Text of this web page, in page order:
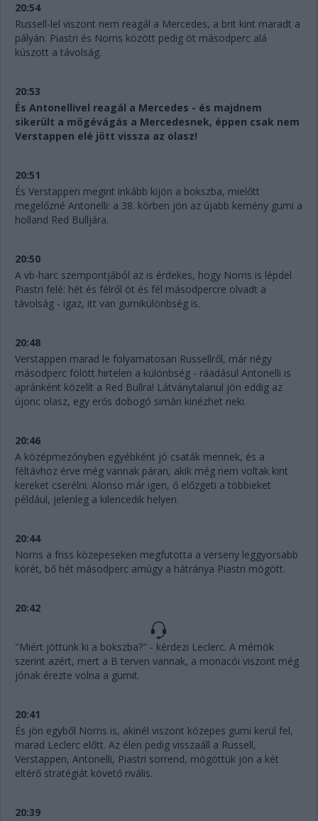
20:54
Russell-lel viszont nem reagál a Mercedes, a brit kint maradt a
pályán. Piastri és Norris között pedig öt másodperc alá
kúszott a távolság.
20:53
És Antonellivel reagál a Mercedes - és majdnem
sikerült a mögévágás a Mercedesnek, éppen csak nem
Verstappen elé jött vissza az olasz!
20:51
És Verstappen megint inkább kijön a bokszba, mielőtt
megelőzné Antonelli: a 38. körben jön az újabb kemény gumi a
holland Red Bulljára.
20:50
A vb-harc szempontjából az is érdekes, hogy Norris is lépdel
Piastri felé: hét és félről öt és fél másodpercre olvadt a
távolság - igaz, itt van gumikülönbség is.
20:48
Verstappen marad le folyamatosan Russellről, már négy
másodperc fölött hirtelen a különbség - ráadásul Antonelli is
apránként közelít a Red Bullra! Látványtalanul jön eddig az
újonc olasz, egy erős dobogó simán kinézhet neki.
20:46
A középmezőnyben egyébként jó csaták mennek, és a
féltávhoz érve még vannak páran, akik még nem voltak kint
kereket cserélni. Alonso már igen, ő előzgeti a többieket
például, jelenleg a kilencedik helyen.
20:44
Norris a friss közepeseken megfutotta a verseny leggyorsabb
körét, bő hét másodperc amúgy a hátránya Piastri mögött.
20:42
"Miért jöttünk ki a bokszba?" - kérdezi Leclerc. A mérnök
szerint azért, mert a B terven vannak, a monacói viszont még
jónak érezte volna a gumit.
20:41
És jön egyből Norris is, akinél viszont közepes gumi kerül fel,
marad Leclerc előtt. Az élen pedig visszaáll a Russell,
Verstappen, Antonelli, Piastri sorrend, mögöttük jön a két
eltérő stratégiát követő rivális.
20:39